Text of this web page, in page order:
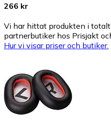
266 kr
Vi har hittat produkten i
partnerbutiker hos Prisjakt
Hur vi visar priser och butiker.